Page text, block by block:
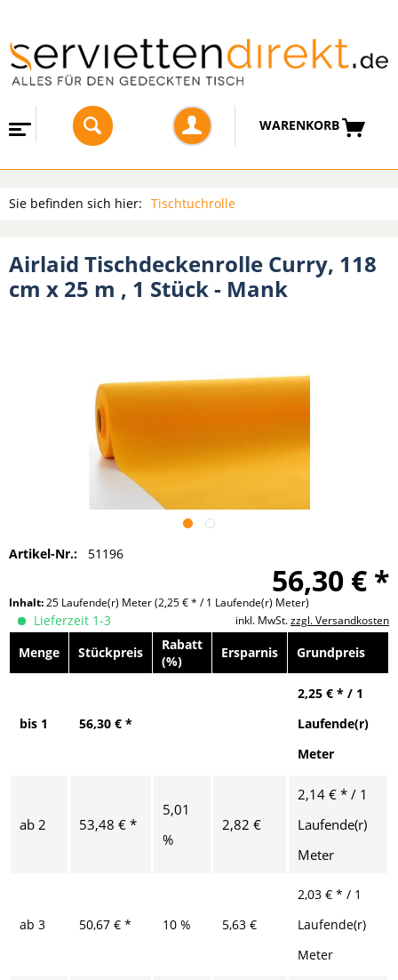
WARENKORB
Sie befinden sich hier: Tischtuchrolle
Airlaid Tischdeckenrolle Curry, 118
cm x 25 m , 1 Stück - Mank
Artikel-Nr.: 51196
56,30 € *
Inhalt:25 Laufende(r) Meter(2,25 € * / 1 Laufende(r) Meter)
inkl. MwSt.zzgl. Versandkosten
Lieferzeit 1-3
Menge
Stückpreis
Rabatt
(%)
Ersparnis Grundpreis
bis 1 56,30 € *
2,25 € * / 1
Laufende(r)
Meter
ab 2 53,48 € *
5,01
%
2,82 €
2,14 € * / 1
Laufende(r)
Meter
ab 3 50,67 € * 10 % 5,63 €
2,03 € * / 1
Laufende(r)
Meter